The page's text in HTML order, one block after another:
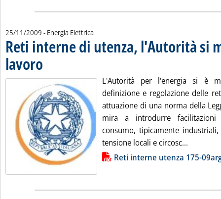
25/11/2009 - Energia Elettrica
Reti interne di utenza, l'Autorità si
lavoro
L'Autorità per l'energia si è
definizione e regolazione delle
attuazione di una norma della
mira a introdurre
consumo, tipicamente
tensione locali e circosc...
Lista allegati PDF alla notiziaReti interne utenza 175-